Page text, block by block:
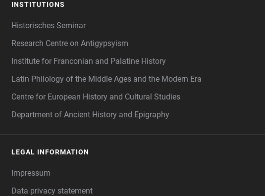
INSTITUTIONS
Historisches Seminar
Research Centre on Antigypsyism
Institute for Franconian and Palatine History
Latin Philology of the Middle Ages and the Modern Era
Centre for European History and Cultural Studies
Department of Ancient History and Epigraphy
LEGAL INFORMATION
Impressum
Data privacy statement